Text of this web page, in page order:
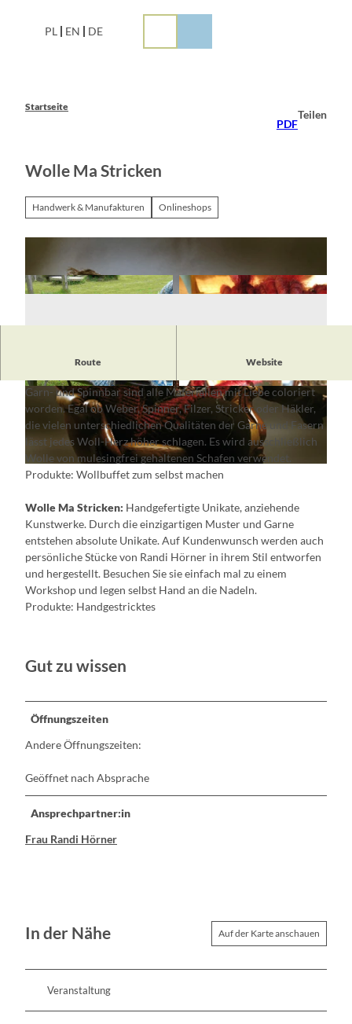
PL EN DE
Startseite
PDF
Teilen
Wolle Ma Stricken
Handwerk & Manufakturen Onlineshops
© STIC
W
o
l
e
M
S
t
r
i
c
k
e
W
o
l
l
e
M
S
t
r
i
c
k
Route Website
Inwollviert:Handcolorierte Garne, handgesponnene Art
Garn- und Spinnbar sind alle Materialien mit Liebe coloriert
worden. Egal ob Weber, Spinner, Filzer, Stricker oder Häkler,
die vielen unterschiedlichen Qualitäten der Garne und Fasern
lässt jedes Woll-Herz höher schlagen. Es wird ausschließlich
Wolle von mulesingfrei gehaltenen Schafen verwendet.
Produkte: Wollbuffet zum selbst machen
Wolle Ma Stricken: Handgefertigte Unikate, anziehende
Kunstwerke. Durch die einzigartigen Muster und Garne
entstehen absolute Unikate. Auf Kundenwunsch werden auch
persönliche Stücke von Randi Hörner in ihrem Stil entworfen
und hergestellt. Besuchen Sie sie einfach mal zu einem
Workshop und legen selbst Hand an die Nadeln.
Produkte: Handgestricktes
Gut zu wissen
Öffnungszeiten
Andere Öffnungszeiten:
Geöffnet nach Absprache
Ansprechpartner:in
Frau Randi Hörner
In der Nähe Auf der Karte anschauen
Veranstaltung